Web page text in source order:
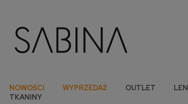
NOWOŚCI WYPRZEDAŻ OUTLET LEN
TKANINY